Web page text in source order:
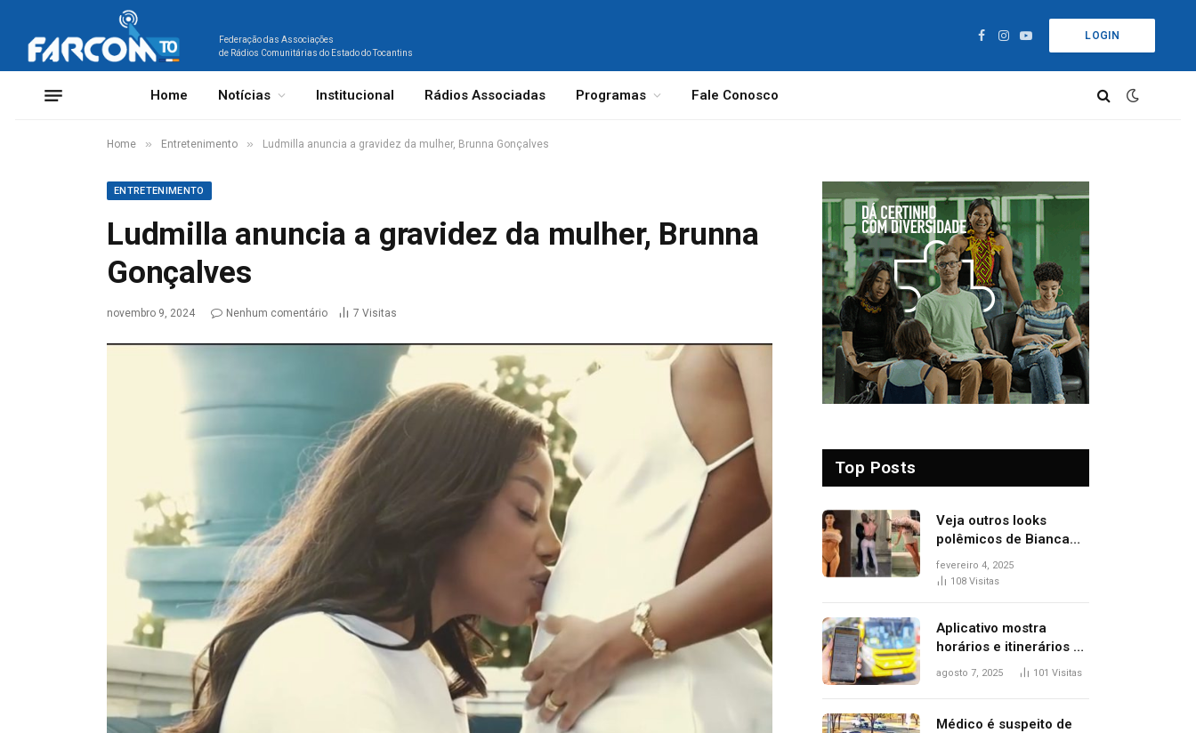
Federação das Associações
de Rádios Comunitárias do Estado do Tocantins
Facebook
Instagram
YouTube
LOGIN
Home Notícias Institucional Rádios Associadas Programas Fale Conosco
Home » Entretenimento » Ludmilla anuncia a gravidez da mulher, Brunna Gonçalves
ENTRETENIMENTO
Ludmilla anuncia a gravidez da mulher, Brunna
Gonçalves
novembro 9, 2024 Nenhum comentário 7 Visitas
Top Posts
Veja outros looks
polêmicos de Bianca
Censori, esposa de
Kanye West que
fevereiro 4, 2025
108 Visitas
Aplicativo mostra
horários e itinerários de
ônibus a usuários do
agosto 7, 2025 101 Visitas
Médico é suspeito de